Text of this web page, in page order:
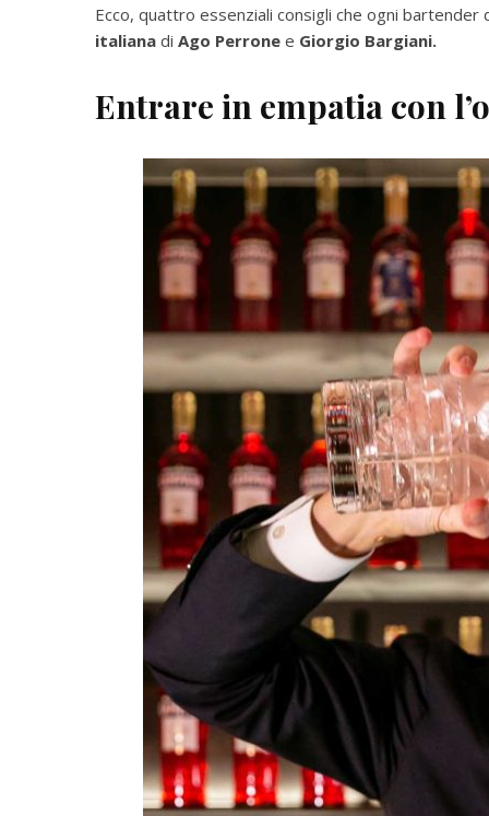
Ecco, quattro essenziali consigli che ogni
italiana di Ago Perrone e Giorgio Bargiani.
Entrare in empatia con